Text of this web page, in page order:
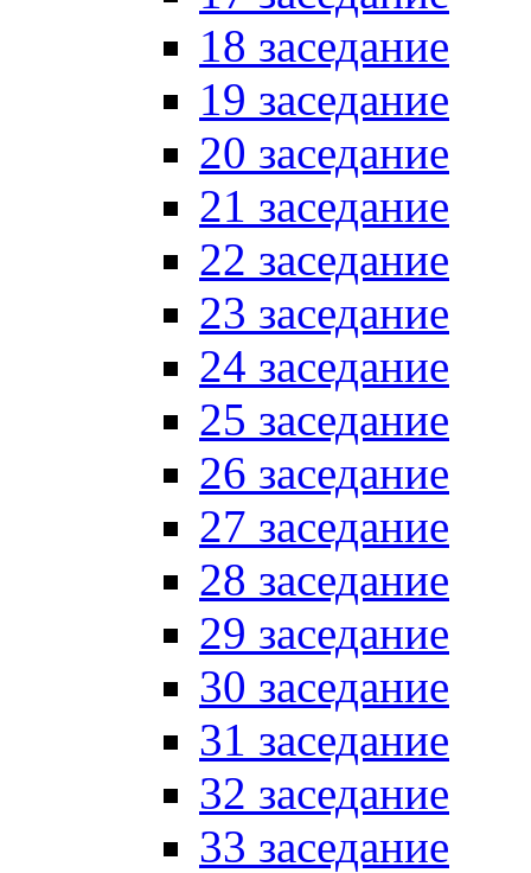
18 заседание
19 заседание
20 заседание
21 заседание
22 заседание
23 заседание
24 заседание
25 заседание
26 заседание
27 заседание
28 заседание
29 заседание
30 заседание
31 заседание
32 заседание
33 заседание